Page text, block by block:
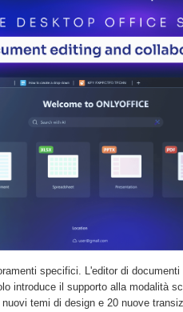
specifici. L'editor di
introduce il supporto alla modalità
temi di design e 20 nuove